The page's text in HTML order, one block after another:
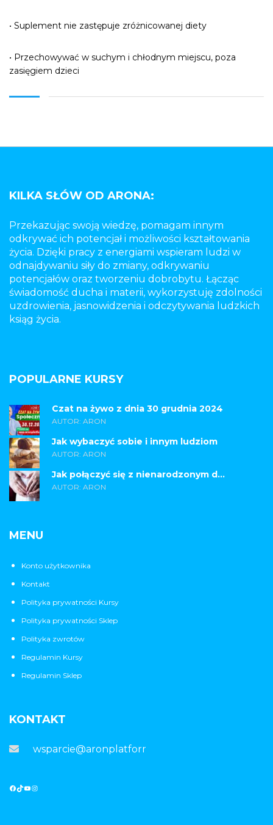
• Suplement nie zastępuje zróżnicowanej diety
• Przechowywać w suchym i chłodnym miejscu, poza
zasięgiem dzieci
KILKA SŁÓW OD ARONA:
Przekazując swoją wiedzę, pomagam innym
odkrywać ich potencjał i możliwości kształtowania
życia. Dzięki pracy z energiami wspieram ludzi w
odnajdywaniu siły do zmiany, odkrywaniu
potencjałów oraz tworzeniu dobrobytu. Łącząc
świadomość ducha i materii, wykorzystuję zdolności
uzdrowienia, jasnowidzenia i odczytywania ludzkich
ksiąg życia.
POPULARNE KURSY
Czat na żywo z dnia 30 grudnia 2024
AUTOR: ARON
Jak wybaczyć sobie i innym ludziom
AUTOR: ARON
Jak połączyć się z nienarodzonym d...
AUTOR: ARON
MENU
Konto użytkownika
Kontakt
Polityka prywatności Kursy
Polityka prywatności Sklep
Polityka zwrotów
Regulamin Kursy
Regulamin Sklep
KONTAKT
wsparcie@aronplatforma.pl